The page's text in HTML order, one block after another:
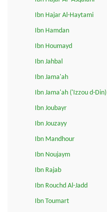
Ibn Hajar Al-Haytami
Ibn Hamdan
Ibn Houmayd
Ibn Jahbal
Ibn Jama'ah
Ibn Jama'ah ('Izzou d-Din)
Ibn Joubayr
Ibn Jouzayy
Ibn Mandhour
Ibn Noujaym
Ibn Rajab
Ibn Rouchd Al-Jadd
Ibn Toumart